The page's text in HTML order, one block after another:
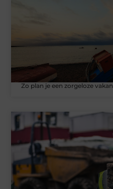
Zo plan je een zorgeloze